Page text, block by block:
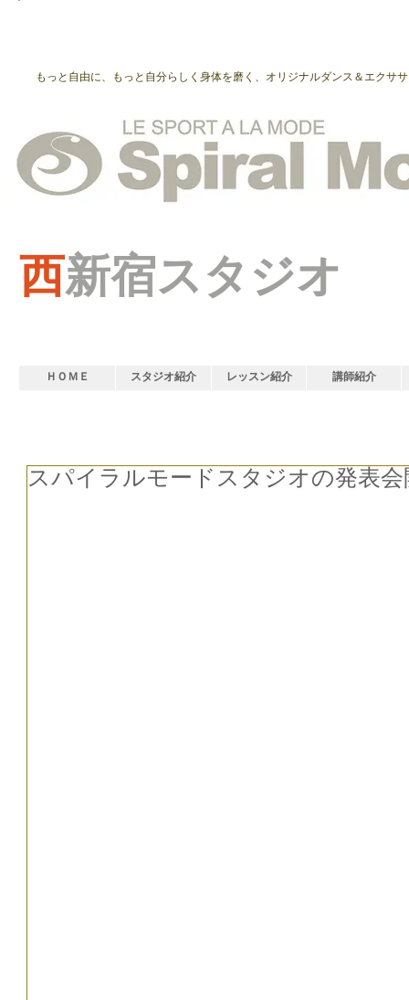
もっと自由に、もっと自分らしく身体を磨く、オリジナルダンス＆エクサ
西新宿スタジオ
ＨＯＭＥ スタジオ紹介 レッスン紹介 講師紹介
スパイラルモードスタジオの発表会